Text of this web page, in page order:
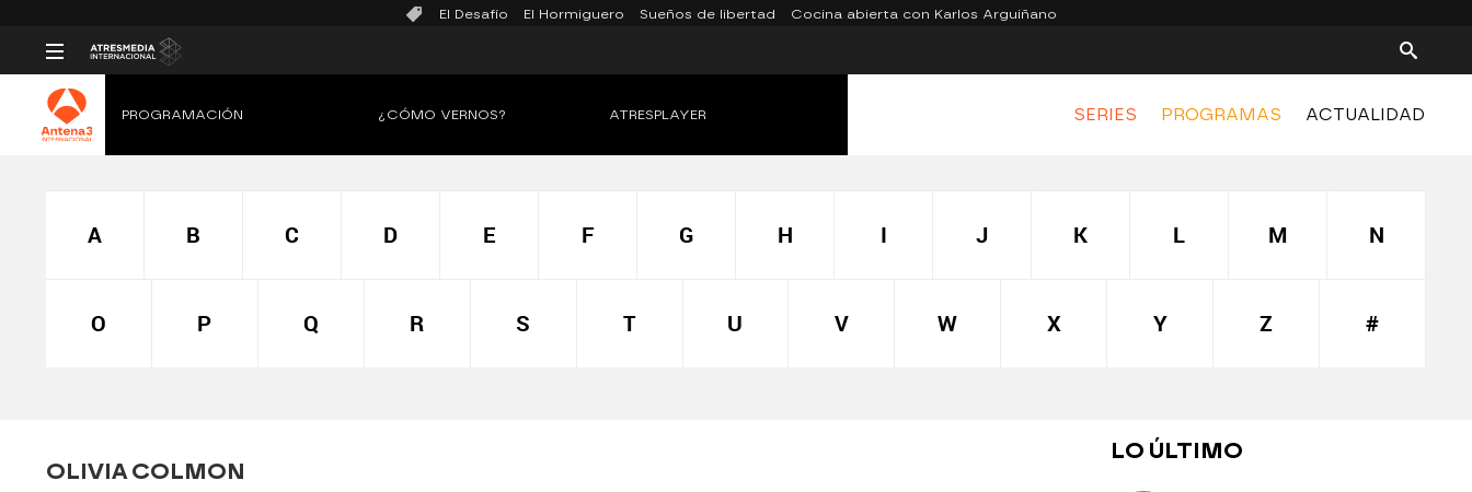
El Desafío El Hormiguero Sueños de libertad Cocina abierta con Karlos Arguiñano
SERIES PROGRAMAS ACTUALIDAD
PROGRAMACIÓN ¿CÓMO VERNOS? ATRESPLAYER
A B C D E F G H I J K L M N
O P Q R S T U V W X Y Z #
OLIVIA COLMON
LO ÚLTIMO